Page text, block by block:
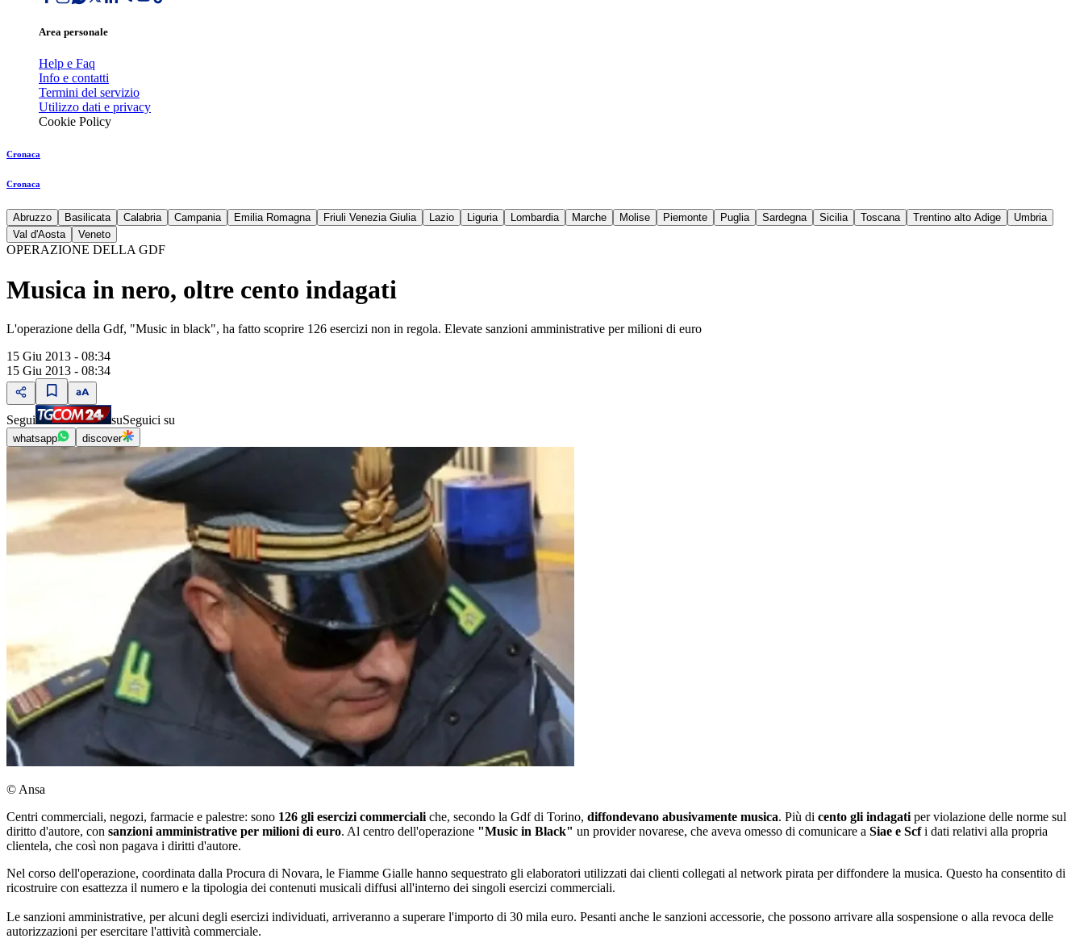
Area personale
Help e Faq
Info e contatti
Termini del servizio
Utilizzo dati e privacy
Cookie Policy
Cronaca
Cronaca
Abruzzo Basilicata Calabria Campania Emilia Romagna Friuli Venezia Giulia Lazio Liguria Lombardia Marche Molise Piemonte Puglia Sardegna Sicilia Toscana Trentino alto Adige
Umbria
Val d'Aosta
Veneto
OPERAZIONE DELLA GDF
Musica in nero, oltre cento indagati
L'operazione della Gdf, "Music in black", ha fatto scoprire 126 esercizi non in regola. Elevate sanzioni amministrative per milioni di euro
15 Giu 2013 - 08:34
15 Giu 2013 - 08:34
Segui suSeguici su
whatsapp discover
© Ansa
Centri commerciali, negozi, farmacie e palestre: sono 126 gli esercizi commerciali che, secondo la Gdf di Torino, diffondevano abusivamente musica. Più di cento gli indagati per violazione delle norme sul
diritto d'autore, con sanzioni amministrative per milioni di euro. Al centro dell'operazione "Music in Black" un provider novarese, che aveva omesso di comunicare a Siae e Scfi dati relativi alla propria
clientela, che così non pagava i diritti d'autore.
Nel corso dell'operazione, coordinata dalla Procura di Novara, le Fiamme Gialle hanno sequestrato gli elaboratori utilizzati dai clienti collegati al network pirata per diffondere la musica. Questo ha consentito di
ricostruire con esattezza il numero e la tipologia dei contenuti musicali diffusi all'interno dei singoli esercizi commerciali.
Le sanzioni amministrative, per alcuni degli esercizi individuati, arriveranno a superare l'importo di 30 mila euro. Pesanti anche le sanzioni accessorie, che possono arrivare alla sospensione o alla revoca delle
autorizzazioni per esercitare l'attività commerciale.